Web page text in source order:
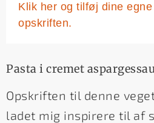
Klik her og tilføj dine
opskriften.
Pasta i cremet
Opskriften til denne
ladet mig inspirere til af